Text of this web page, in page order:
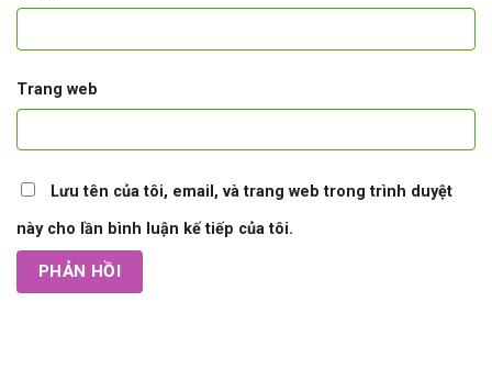
Trang web
Lưu tên của tôi, email, và trang web trong trình duyệt
này cho lần bình luận kế tiếp của tôi.